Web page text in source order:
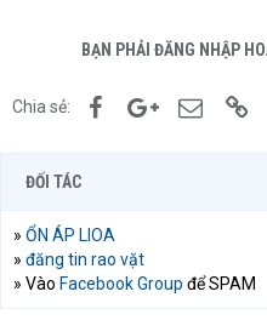
BẠN PHẢI ĐĂNG NHẬP
Chia sẻ: FacebookGoogle+Email
ĐỐI TÁC
» ỔN ÁP LIOA
» đăng tin rao vặt
» Vào Facebook Group để SPAM